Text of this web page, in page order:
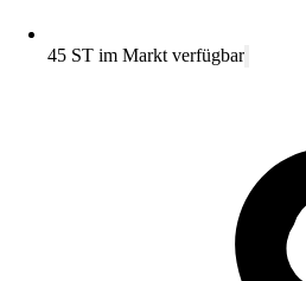
45 ST im Markt verfügbar